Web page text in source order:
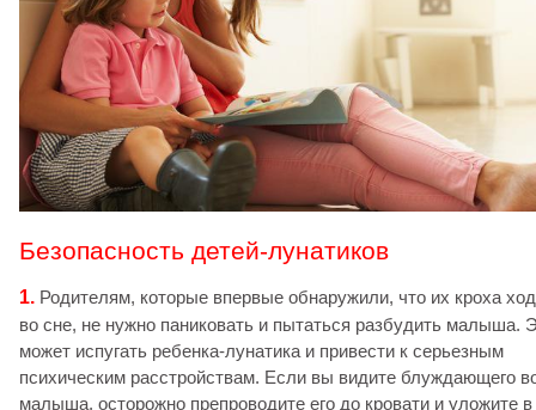
Безопасность детей-лунатиков
1. Родителям, которые впервые обнаружили, что их кроха
во сне, не нужно паниковать и пытаться разбудить малыша.
может испугать ребенка-лунатика и привести к серьезным
психическим расстройствам. Если вы видите блуждающего
малыша, осторожно препроводите его до кровати и уложите в